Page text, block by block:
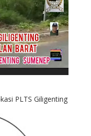
PLTS Giligenting